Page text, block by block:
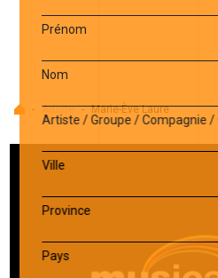
Accueil
- Artiste - Marie-Ève Laure
Prénom
Nom
Artiste / Groupe / Compagnie /
Ville
Province
Pays